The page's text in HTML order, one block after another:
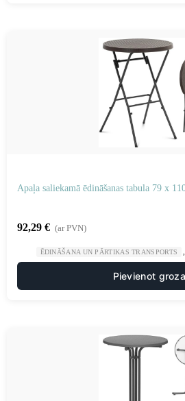
Apaļa saliekamā ēdināšanas tabula 79 x
92,29 € (ar PVN)
ĒDINĀŠANA UN PĀRTIKAS TRANSPORTS
Pievienot